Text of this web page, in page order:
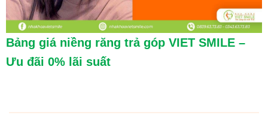
Bảng giá niềng răng trả góp VIET SMILE –
Ưu đãi 0% lãi suất